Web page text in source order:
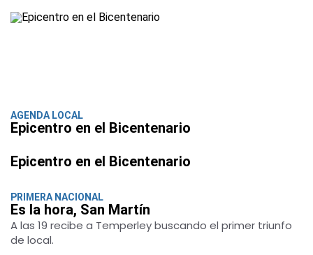
AGENDA LOCAL
Epicentro en el Bicentenario
Epicentro en el Bicentenario
PRIMERA NACIONAL
Es la hora, San Martín
A las 19 recibe a Temperley buscando el primer triunfo
de local.